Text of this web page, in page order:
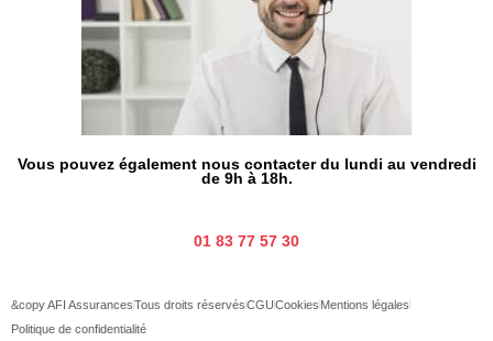
Vous pouvez également nous contacter du lundi au vendredi
de 9h à 18h.
01 83 77 57 30
&copy AFI AssurancesTous droits réservésCGUCookies Mentions légales
Politique de confidentialité